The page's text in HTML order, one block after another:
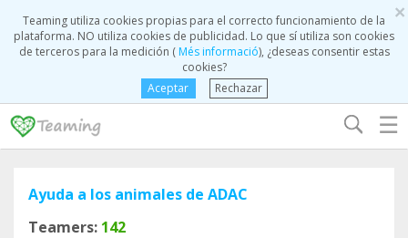
×
Teaming utiliza cookies propias para el correcto funcionamiento de la
plataforma. NO utiliza cookies de publicidad. Lo que sí utiliza son cookies
de terceros para la medición (Més informació), ¿deseas consentir estas
cookies?
Aceptar
Rechazar
☰
Ayuda a los animales de ADAC
Teamers: 142